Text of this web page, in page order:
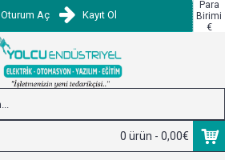
Para
Birimi
€
Oturum Aç Kayıt Ol
0 ürün - 0,00€